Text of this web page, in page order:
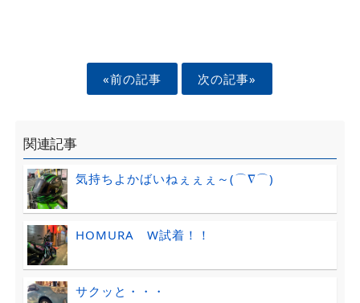
«前の記事 次の記事»
関連記事
気持ちよかばいねぇぇぇ～(⌒∇⌒)
HOMURA W試着！！
サクッと・・・